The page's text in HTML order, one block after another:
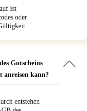
ist
oder
Gutscheins
anreisen kann?
entstehen